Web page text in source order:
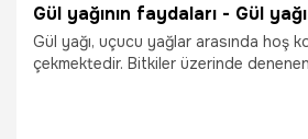
Gül yağının faydaları - Gül
Gül yağı, uçucu yağlar arasında hoş
çekmektedir. Bitkiler üzerinde